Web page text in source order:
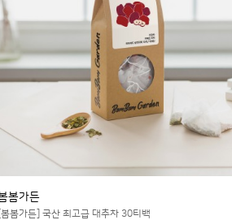
봄가든
봄가든] 국산 최고급 대추차 30티백